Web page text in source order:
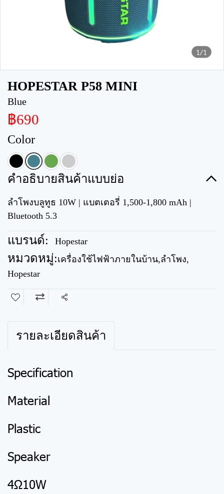
1/1
HOPESTAR P58 MINI
Blue
฿690
Color
คำอธิบายสินค้าแบบย่อ
ลำโพงบลูทูธ 10W | แบตเตอรี่ 1,500-1,800 mAh |
Bluetooth 5.3
แบรนด์: Hopestar
หมวดหมู่:เครื่องใช้ไฟฟ้าภายในบ้าน,ลำโพง,
Hopestar
แชร์
รายละเอียดสินค้า
Specification
Material
Plastic
Speaker
4Ω10W